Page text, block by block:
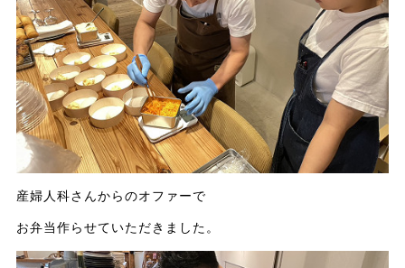
産婦人科さんからのオファーで
お弁当作らせていただきました。